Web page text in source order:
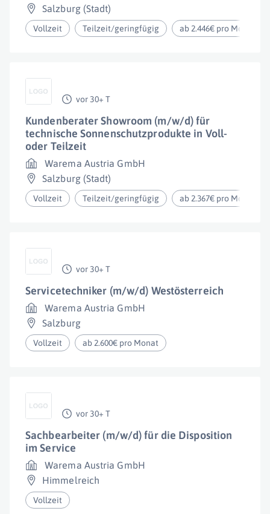
Salzburg (Stadt)
Vollzeit Teilzeit/geringfügig ab 2.446€ pro Monat
vor 30+ T
Kundenberater Showroom (m/w/d) für
technische Sonnenschutzprodukte in Voll-
oder Teilzeit
Warema Austria GmbH
Salzburg (Stadt)
Vollzeit Teilzeit/geringfügig ab 2.367€ pro Monat
vor 30+ T
Servicetechniker (m/w/d) Westösterreich
Warema Austria GmbH
Salzburg
Vollzeit ab 2.600€ pro Monat
vor 30+ T
Sachbearbeiter (m/w/d) für die Disposition
im Service
Warema Austria GmbH
Himmelreich
Vollzeit